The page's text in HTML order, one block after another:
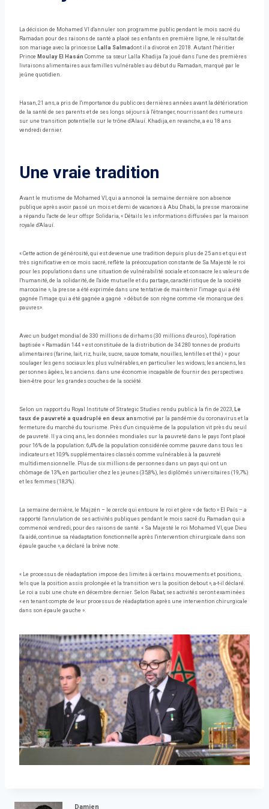
La décision de Mohamed VI d'annuler son programme public pendant le mois sacré du
Ramadan pour des raisons de santé a placé ses enfants en première ligne, le résultat de
son mariage avec la princesse Lalla Salmadont il a divorcé en 2018. Autant l'héritier
Prince Moulay El Hasán Comme sa sœur Lalla Khadija l'a joué dans l'une des premières
livraisons alimentaires aux familles vulnérables au début du Ramadan, marqué par le
jeûne quotidien.
Hasan, 21 ans, a pris de l'importance du public ces dernières années avant la détérioration
de la santé de ses parents et de ses longs séjours à l'étranger, nourrissant des rumeurs
sur une transition potentielle sur le trône d'Alauí. Khadija, en revanche, a eu 18 ans
vendredi dernier.
Une vraie tradition
Avant le mutisme de Mohamed VI, qui a annoncé la semaine dernière son absence
publique après avoir passé un mois et demi de vacances à Abu Dhabi, la presse marocaine
a répandu l'acte de leur offspr Solidaria, « Détails les informations diffusées par la maison
royale d'Alauí.
« Cette action de générosité, qui est devenue une tradition depuis plus de 25 ans et qui est
très significative en ce mois sacré, reflète la préoccupation constante de Sa Majesté le roi
pour les populations dans une situation de vulnérabilité sociale et consacre les valeurs de
l'humanité, de la solidarité, de l'aide mutuelle et du partage, caractéristique de la société
marocaine », la presse a été exprimée dans une tentative de maintenir l'image qui a été
gagnée l'image qui a été gagnée a gagné » début de son règne comme «le monarque des
pauvres».
Avec un budget mondial de 330 millions de dirhams (30 millions d'euros), l'opération
baptisée « Ramadán 144 » est constituée de la distribution de 34 280 tonnes de produits
alimentaires (farine, lait, riz, huile, sucre, sauce tomate, nouilles, lentilles et thé) « pour
soulager les gens sociaux les plus vulnérables, en particulier les widows, les anciens, les
personnes âgées, les anciens. dans une économie incapable de fournir des perspectives
bien-être pour les grandes couches de la société.
Selon un rapport du Royal Institute of Strategic Studies rendu public à la fin de 2023, Le
taux de pauvreté a quadruplé en deux ans motivé par la pandémie du coronavirus et la
fermeture du marché du tourisme. Près d'un cinquième de la population vit près du seuil
de pauvreté. Il y a cinq ans, les données mondiales sur la pauvreté dans le pays l'ont placé
pour 16% de la population: 6,4% de la population considérée comme pauvre dans tous les
indicateurs et 10,9% supplémentaires classés comme vulnérables à la pauvreté
multidimensionnelle. Plus de six millions de personnes dans un pays qui ont un
chômage de 13%, en particulier chez les jeunes (35,8%), les diplômés universitaires (19,7%)
et les femmes (18,3%).
La semaine dernière, le Majzén – le cercle qui entoure le roi et gère « de facto » El País – a
rapporté l'annulation de ses activités publiques pendant le mois sacré du Ramadan qui a
commencé vendredi, pour des raisons de santé. « Sa Majesté le roi Mohamed VI, que Dieu
l'a aidé, continue sa réadaptation fonctionnelle après l'intervention chirurgicale dans son
épaule gauche », a déclaré la brève note.
« Le processus de réadaptation impose des limites à certains mouvements et positions,
tels que la position assis prolongée et la transition vers la position debout », a-t-il déclaré.
Le roi a subi une chute en décembre dernier. Selon Rabat, ses activités seront examinées
« en tenant compte de leur processus de réadaptation après une intervention chirurgicale
dans son épaule gauche ».
Damien